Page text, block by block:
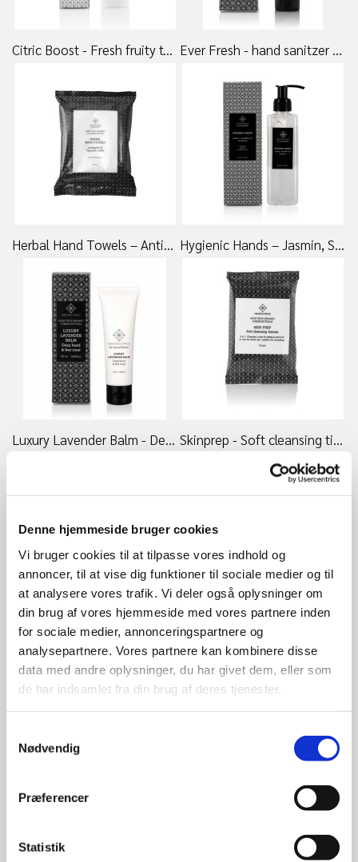
Denne hjemmeside bruger cookies
Vi bruger cookies til at tilpasse vores indhold og
annoncer, til at vise dig funktioner til sociale medier og til
at analysere vores trafik. Vi deler også oplysninger om
din brug af vores hjemmeside med vores partnere inden
for sociale medier, annonceringspartnere og
analysepartnere. Vores partnere kan kombinere disse
data med andre oplysninger, du har givet dem, eller som
de har indsamlet fra din brug af deres tjenester.
Nødvendig
Præferencer
Statistik
Citric Boost - Fresh fruity tonic 35ml - 135,00 DKK Ever Fresh - hand sanitzer - 175,00 DKK
Herbal Hand Towels – Antiseptic & Hygienic Wipes, 20 stk. - 69,00 DKK Hygienic Hands – Jasmin, Sandalwood & Bergamot, 240 ml. - 175,00 DKK
Luxury Lavender Balm - Deep hand and feet treat 50ml - 175,00 DKK Skinprep - Soft cleansing tissues 10stk - 55,00 DKK
Soft blossom - Facial cleanser 35ml - 135,00 DKK Sweet almond cleanser - For eyes and ultra sensitive skin 30ml - 210,00 DKK